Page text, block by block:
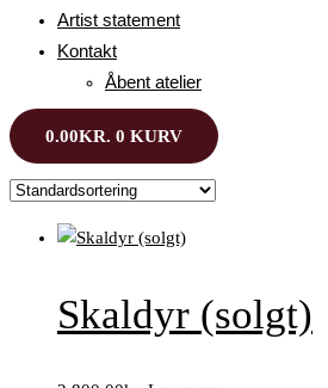
Artist statement
Kontakt
Åbent atelier
0.00KR. 0 KURV
Skaldyr (solgt)